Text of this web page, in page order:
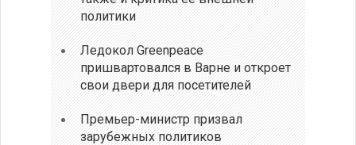
политики
Ледокол Greenpeace
пришвартовался в Варне и откроет
свои двери для посетителей
Премьер-министр призвал
зарубежных политиков